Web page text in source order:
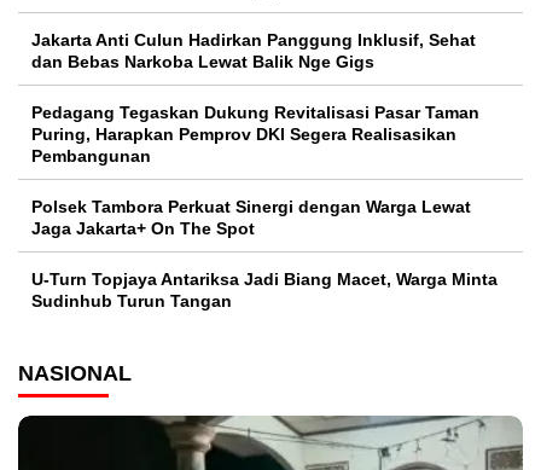
Jakarta Anti Culun Hadirkan Panggung Inklusif, Sehat
dan Bebas Narkoba Lewat Balik Nge Gigs
Pedagang Tegaskan Dukung Revitalisasi Pasar Taman
Puring, Harapkan Pemprov DKI Segera Realisasikan
Pembangunan
Polsek Tambora Perkuat Sinergi dengan Warga Lewat
Jaga Jakarta+ On The Spot
U-Turn Topjaya Antariksa Jadi Biang Macet, Warga Minta
Sudinhub Turun Tangan
NASIONAL